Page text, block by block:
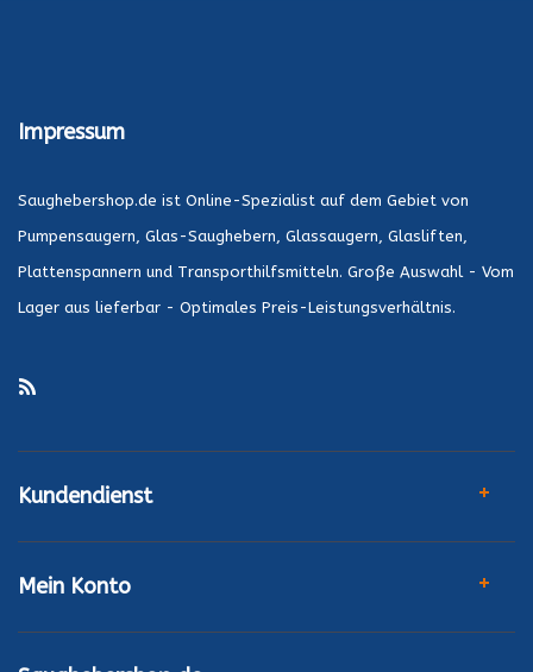
Impressum
Saughebershop.de ist Online-Spezialist auf dem Gebiet von
Pumpensaugern, Glas-Saughebern, Glassaugern, Glasliften,
Plattenspannern und Transporthilfsmitteln. Große Auswahl - Vom
Lager aus lieferbar - Optimales Preis-Leistungsverhältnis.
Kundendienst
Mein Konto